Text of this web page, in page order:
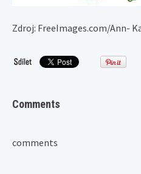
Zdroj: FreeImages.com/Ann-
Comments
comments